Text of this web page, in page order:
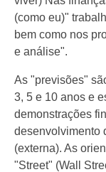
(como eu)"
bem como nos
e análise".
As "previsões"
3, 5 e 10 anos e
demonstrações
desenvolvimento
(externa). As
"Street" (Wall